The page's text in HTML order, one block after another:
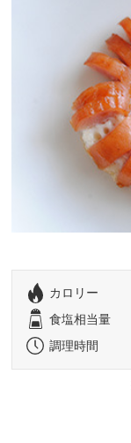
カロリー
食塩相当量
調理時間